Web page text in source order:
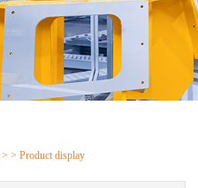
> > Product display